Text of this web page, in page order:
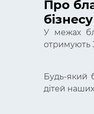
Про
У межах
отримують
Будь-який
дітей